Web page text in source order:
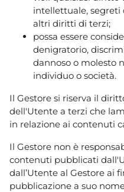
intellettuale, segreti
altri diritti di terzi;
possa essere
denigratorio,
dannoso o molesto
individuo o società.
Il Gestore si riserva il
dell'Utente a terzi che
in relazione ai contenuti
Il Gestore non è
contenuti pubblicati
dall’Utente al Gestore ai
pubblicazione a suo